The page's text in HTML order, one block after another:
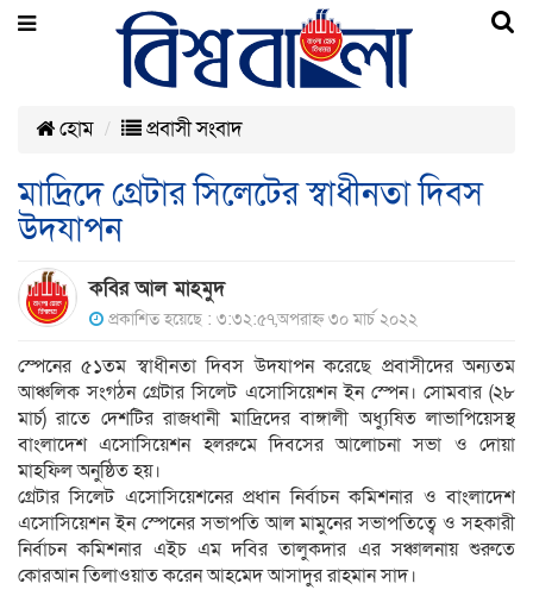
হোম প্রবাসী সংবাদ
মাদ্রিদে গ্রেটার সিলেটের স্বাধীনতা দিবস
উদযাপন
কবির আল মাহমুদ
প্রকাশিত হয়েছে : ৩:৩২:৫৭,অপরাহ্ন ৩০ মার্চ ২০২২
স্পেনের ৫১তম স্বাধীনতা দিবস উদযাপন করেছে প্রবাসীদের অন্যতম
আঞ্চলিক সংগঠন গ্রেটার সিলেট এসোসিয়েশন ইন স্পেন। সোমবার (২৮
মার্চ) রাতে দেশটির রাজধানী মাদ্রিদের বাঙ্গালী অধ্যুষিত লাভাপিয়েসস্থ
বাংলাদেশ এসোসিয়েশন হলরুমে দিবসের আলোচনা সভা ও দোয়া
মাহফিল অনুষ্ঠিত হয়।
গ্রেটার সিলেট এসোসিয়েশনের প্রধান নির্বাচন কমিশনার ও বাংলাদেশ
এসোসিয়েশন ইন স্পেনের সভাপতি আল মামুনের সভাপতিত্বে ও সহকারী
নির্বাচন কমিশনার এইচ এম দবির তালুকদার এর সঞ্চালনায় শুরুতে
কোরআন তিলাওয়াত করেন আহমেদ আসাদুর রাহমান সাদ।